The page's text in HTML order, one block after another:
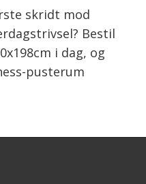
skridt mod
Bestil
i dag, og
pusterum